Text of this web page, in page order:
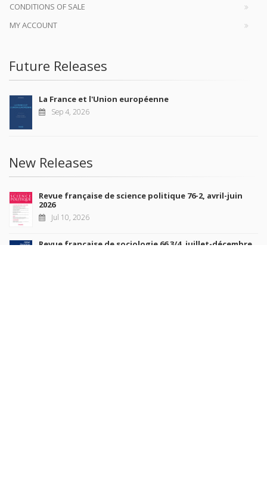
CONDITIONS OF SALE
MY ACCOUNT
Future Releases
La France et l'Union européenne
Sep 4, 2026
New Releases
Revue française de science politique 76-2, avril-juin
2026
Jul 10, 2026
Revue française de sociologie 66 3/4, juillet-décembre